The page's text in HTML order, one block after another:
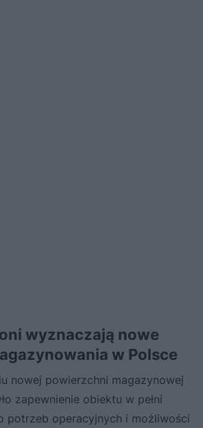
wyznaczają nowe
w Polsce
nowej powierzchni magazynowej
zapewnienie obiektu w pełni
potrzeb operacyjnych i możliwości